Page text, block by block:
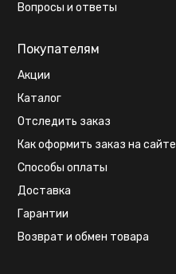
Вопросы и ответы
Покупателям
Акции
Каталог
Отследить заказ
Как оформить заказ на сайте
Способы оплаты
Доставка
Гарантии
Возврат и обмен товара